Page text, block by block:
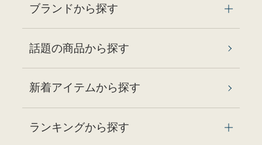
ブランドから探す
話題の商品から探す
新着アイテムから探す
ランキングから探す